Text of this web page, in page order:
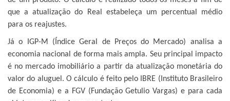
que a atualização do Real estabeleça um percentual médio
para os reajustes.
Já o IGP-M (Índice Geral de Preços do Mercado) analisa a
economia nacional de forma mais ampla. Seu principal impacto
é no mercado imobiliário a partir da atualização monetária do
valor do aluguel. O cálculo é feito pelo IBRE (Instituto Brasileiro
de Economia) e a FGV (Fundação Getulio Vargas) e para cada